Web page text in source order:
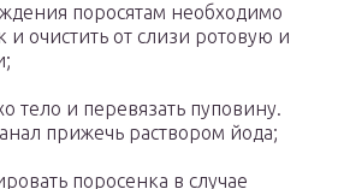
поросятам необходимо
и очистить от слизи ротовую и
тело и перевязать пуповину.
прижечь раствором йода;
поросенка в случае